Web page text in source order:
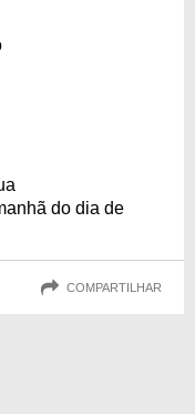
do dia de
COMPARTILHAR